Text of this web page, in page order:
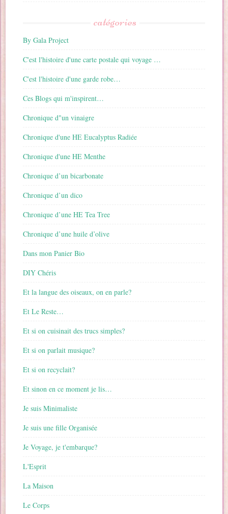
catégories
By Gala Project
C'est l'histoire d'une carte postale qui voyage …
C'est l'histoire d'une garde robe…
Ces Blogs qui m'inspirent…
Chronique d"un vinaigre
Chronique d'une HE Eucalyptus Radiée
Chronique d'une HE Menthe
Chronique d’un bicarbonate
Chronique d’un dico
Chronique d’une HE Tea Tree
Chronique d’une huile d’olive
Dans mon Panier Bio
DIY Chéris
Et la langue des oiseaux, on en parle?
Et Le Reste…
Et si on cuisinait des trucs simples?
Et si on parlait musique?
Et si on recyclait?
Et sinon en ce moment je lis…
Je suis Minimaliste
Je suis une fille Organisée
Je Voyage, je t'embarque?
L'Esprit
La Maison
Le Corps